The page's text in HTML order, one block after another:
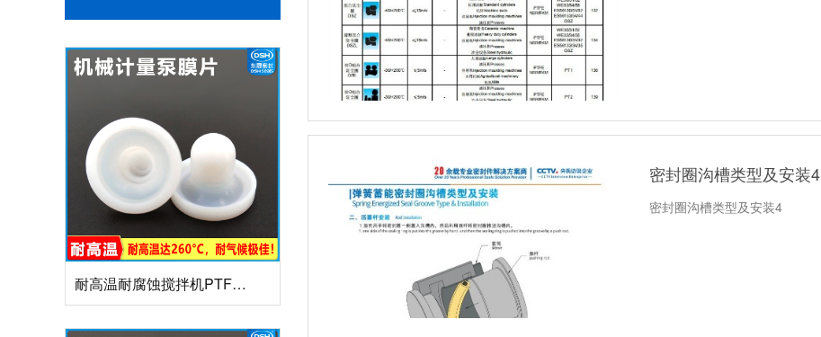
密封圈沟槽类型及安装4
密封圈沟槽类型及安装4
耐高温耐腐蚀搅拌机PTFE膜片螺帽厂家